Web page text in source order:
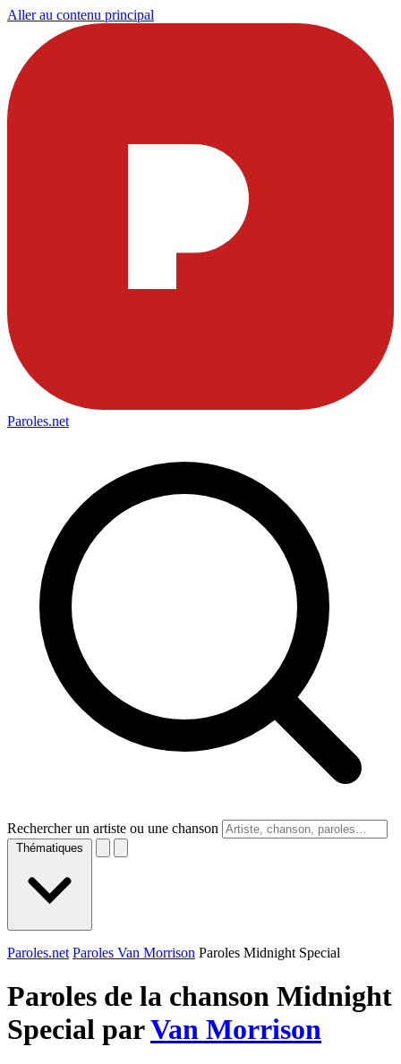
Aller au contenu principal
Paroles.net
Rechercher un artiste ou une chanson
Thématiques
Paroles.net Paroles Van Morrison Paroles Midnight Special
Paroles de la chanson Midnight
Special parVan Morrison